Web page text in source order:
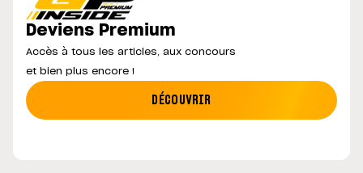
Deviens Premium
Accès à tous les articles, aux concours
et bien plus encore !
DÉCOUVRIR